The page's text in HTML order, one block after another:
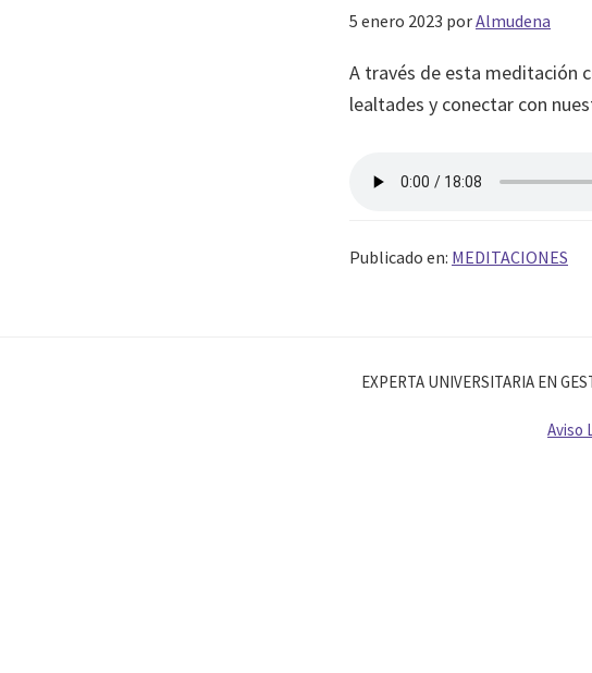
5 enero 2023 porAlmudena
A través de esta meditación
lealtades y conectar con
Publicado en: MEDITACIONES
EXPERTA UNIVERSITARIA EN
Aviso